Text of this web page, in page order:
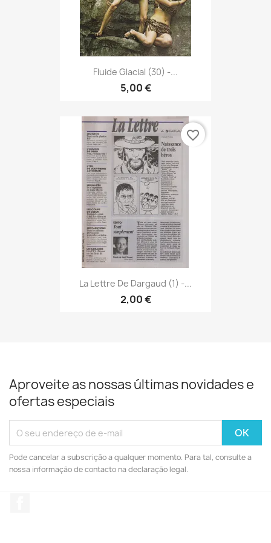
Fluide Glacial (30) -...
5,00 €
La Lettre De Dargaud (1) -...
2,00 €
favorite_border
Aproveite as nossas últimas novidades e
ofertas especiais
Pode cancelar a subscrição a qualquer momento. Para tal, consulte a
nossa informação de contacto na declaração legal.